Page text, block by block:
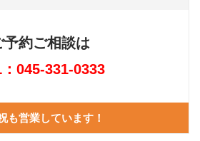
予約ご相談は
045-331-0333
も営業しています！